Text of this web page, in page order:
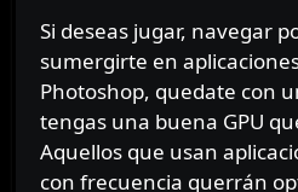
Si deseas jugar, navegar
sumergirte en
Photoshop, quedate con
tengas una buena GPU
Aquellos que usan
con frecuencia querrán